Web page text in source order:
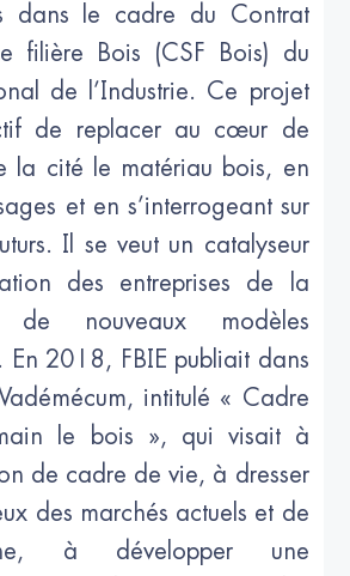
dans le cadre du Contrat
filière Bois (CSF Bois) du
de l’Industrie. Ce projet
de replacer au cœur de
la cité le matériau bois, en
et en s’interrogeant sur
Il se veut un catalyseur
des entreprises de la
nouveaux modèles
En 2018, FBIE publiait dans
intitulé « Cadre
le bois », qui visait à
de cadre de vie, à dresser
des marchés actuels et de
à développer une